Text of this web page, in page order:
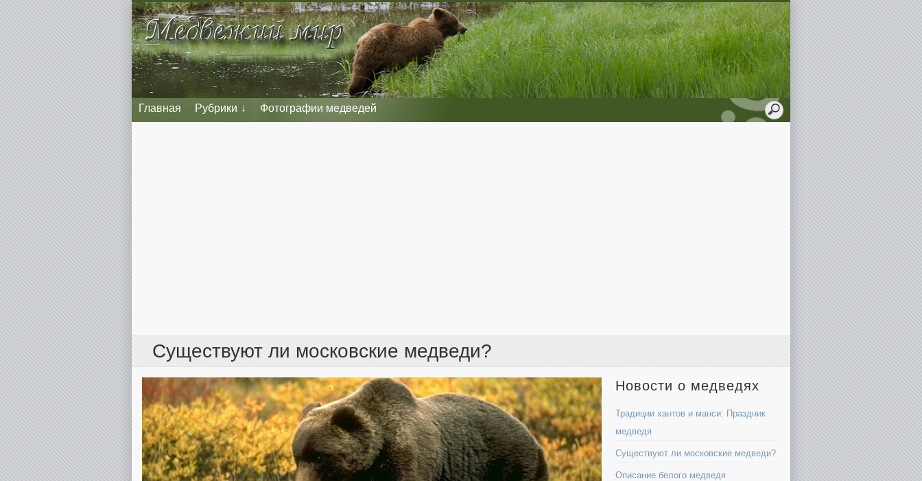
Главная Рубрики Фотографии медведей
Существуют ли московские медведи?
Новости о медведях
Традиции хантов и манси: Праздник
медведя
Существуют ли московские медведи?
Описание белого медведя